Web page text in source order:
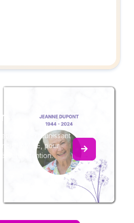
en réunissant
LAMIRÉ, pour
attention.